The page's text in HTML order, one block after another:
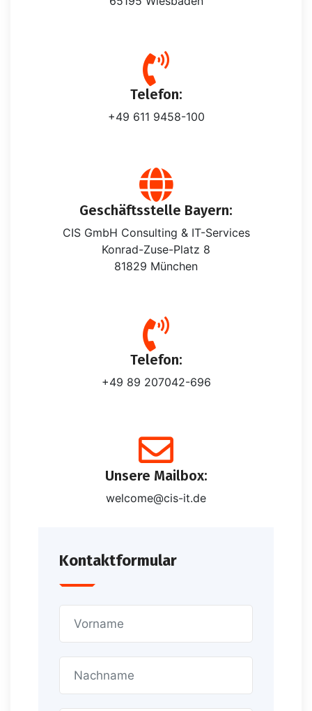
Telefon:
+49 611 9458-100
Geschäftsstelle Bayern:
CIS GmbH Consulting & IT-Services
Konrad-Zuse-Platz 8
81829 München
Telefon:
+49 89 207042-696
Unsere Mailbox:
welcome@cis-it.de
Kontaktformular